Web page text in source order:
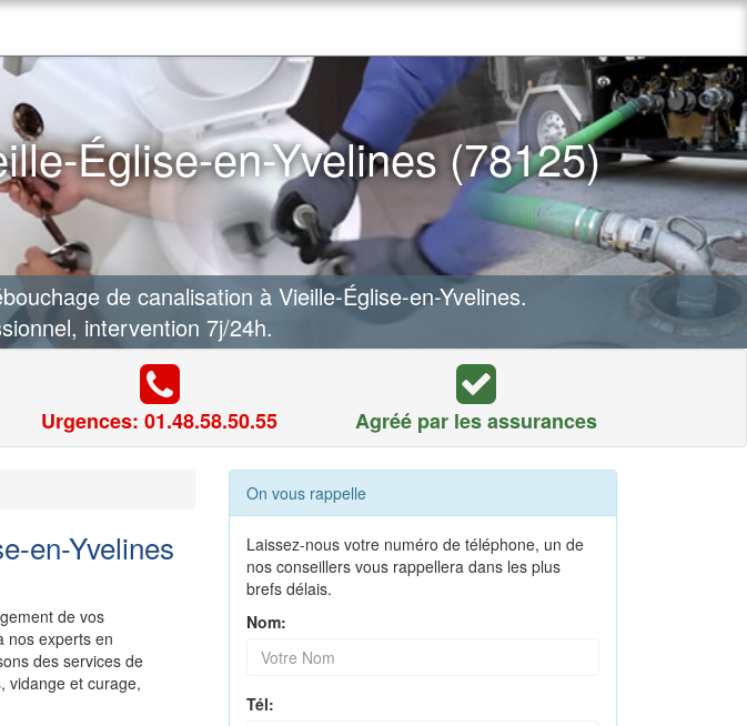
Église-en-Yvelines (78125)
de canalisation à Vieille-Église-en-Yvelines.
intervention 7j/24h.
Urgences: 01.48.58.50.55 Agréé par les assurances
en-Yvelines
de vos
nos experts en
des services de
vidange et curage,
On vous rappelle
Laissez-nous votre numéro de téléphone, un de
nos conseillers vous rappellera dans les plus
brefs délais.
Nom:
Tél: